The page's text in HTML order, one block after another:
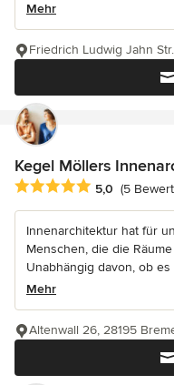
Mehr
Friedrich Ludwig Jahn
Kegel Möllers
Durchschnittliche
5,0 (5
Innenarchitektur hat für
Menschen, die die
Unabhängig davon, ob es
Mehr
Altenwall 26, 28195